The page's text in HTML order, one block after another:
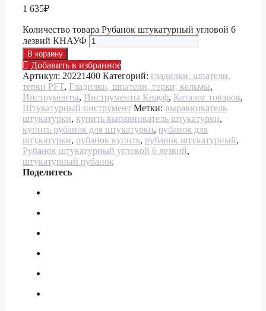
1 635₽
Количество товара Рубанок штукатурный угловой 6
лезвий КНАУФ
В корзину
Добавить в избранное
Артикул: 20221400 Категорий: гладилки, шпатели,
терки PFT, Гладилки, шпатели, терки, кельмы,
Инструменты, Инструменты Кнауф, Каталог товаров,
Штукатурный инструмент Метки: выравниватель
штукатурки, купить выравниватель штукатурки,
купить рубанок для штукатурки, рубанок для
штукатурки, рубанок купить, рубанок штукатурный,
Рубанок штукатурный угловой 6 лезвий,
штукатурный рубанок
Поделитесь